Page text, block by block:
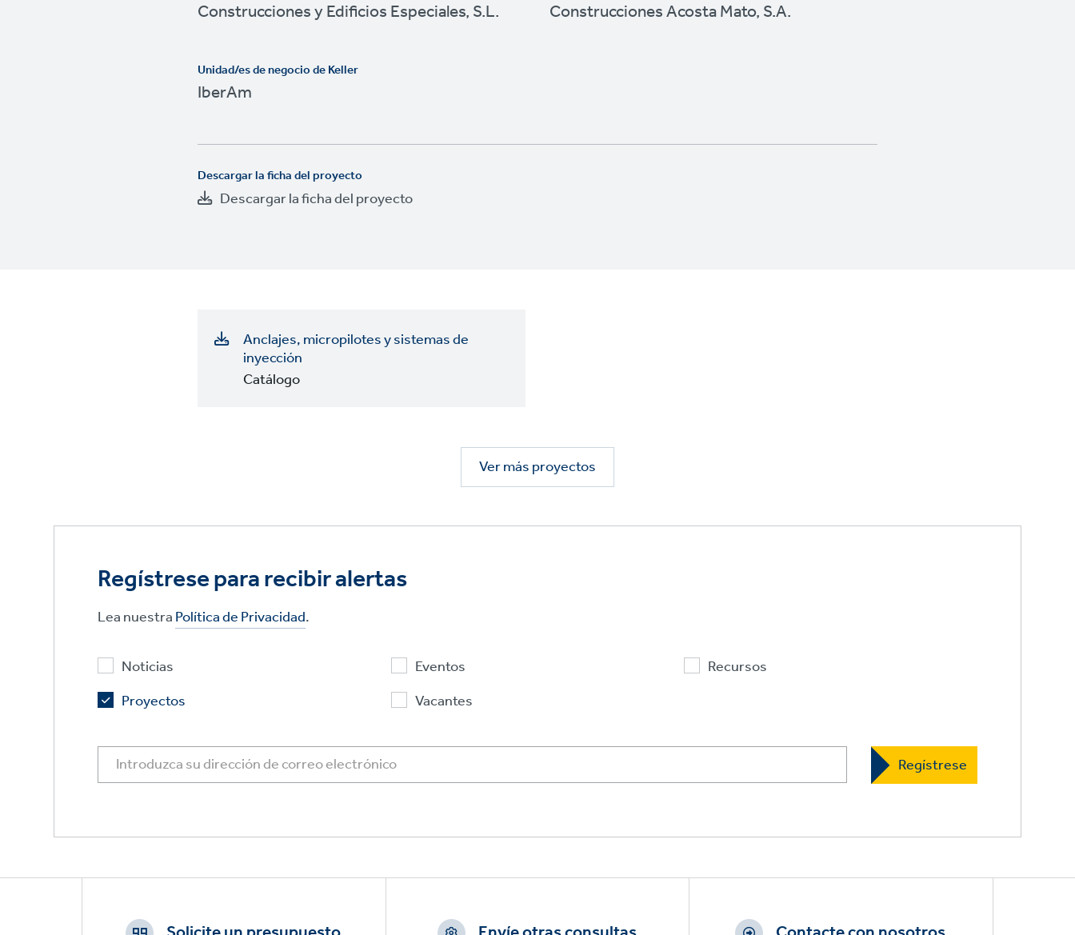
Construcciones y Edificios Especiales, S.L.
Unidad/es de negocio de Keller
IberAm
Construcciones Acosta Mato, S.A.
Descargar la ficha del proyecto
Descargar la ficha del proyecto
Anclajes, micropilotes y sistemas de
inyección
Catálogo
Ver más proyectos
Regístrese para recibir alertas
Lea nuestraPolítica de Privacidad.
Noticias
Eventos
Recursos
Proyectos
Vacantes
Footer